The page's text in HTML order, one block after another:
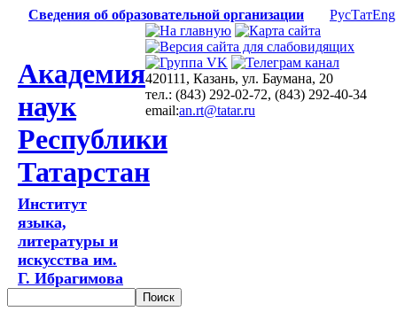
Сведения об образовательной организации РусТатEng
Академия
наук
Республики
Татарстан
Институт
языка,
литературы и
искусства им.
Г. Ибрагимова
420111, Казань, ул. Баумана, 20
тел.: (843) 292-02-72, (843) 292-40-34
email:an.rt@tatar.ru